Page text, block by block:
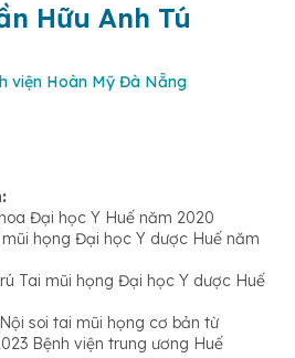
Hữu Anh Tú
viện Hoàn Mỹ Đà Nẵng
Đại học Y Huế năm 2020
họng Đại học Y dược Huế năm
Tai mũi họng Đại học Y dược Huế
soi tai mũi họng cơ bản từ
Bệnh viện trung ương Huế